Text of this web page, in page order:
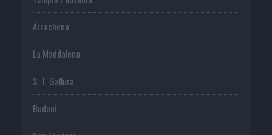
Arzachena
La Maddalena
S. T. Gallura
Budoni